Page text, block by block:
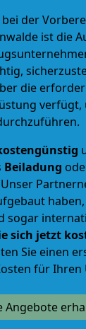
der
ist die
die
verfügt,
Beiladung
sogar
sich jetzt
Sie einen
für Ihren
Angebote